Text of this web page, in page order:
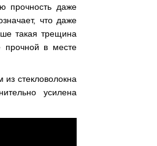
прочность даже
что даже
такая трещина
прочной в месте
стекловолокна
усилена